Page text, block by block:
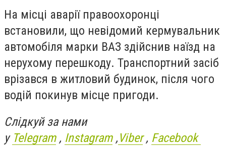
На місці аварії правоохоронці
встановили, що невідомий кермувальник
автомобіля марки ВАЗ здійснив наїзд на
нерухому перешкоду. Транспортний засіб
врізався в житловий будинок, після чого
водій покинув місце пригоди.
Слідкуй за нами
у Telegram, Instagram,Viber, Facebook